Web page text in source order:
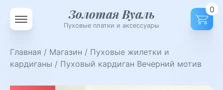
Золотая Вуаль
Пуховые платки и аксессуары
0
Главная / Магазин / Пуховые жилетки и
кардиганы / Пуховый кардиган Вечерний мотив